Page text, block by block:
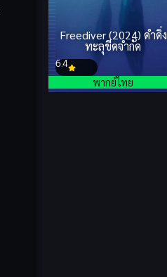
Freediver (2024) ดำดิ่ง
ทะลุขีดจำกัด
6.4
พากย์ไทย